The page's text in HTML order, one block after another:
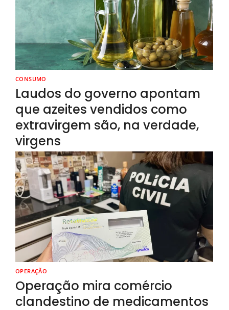
CONSUMO
Laudos do governo apontam
que azeites vendidos como
extravirgem são, na verdade,
virgens
OPERAÇÃO
Operação mira comércio
clandestino de medicamentos